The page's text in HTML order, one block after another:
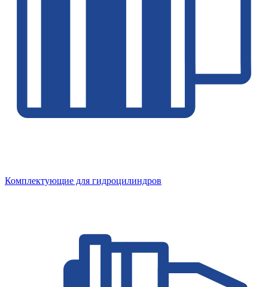
Комплектующие для гидроцилиндров